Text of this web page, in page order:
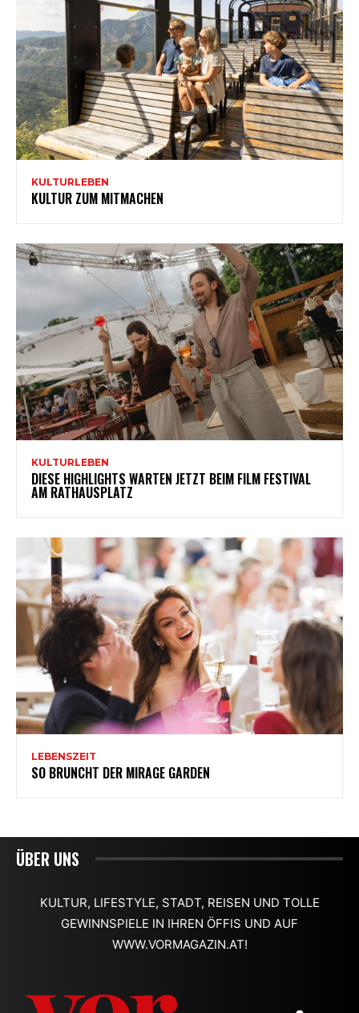
ÜBER UNS
KULTUR, LIFESTYLE, STADT, REISEN UND TOLLE
GEWINNSPIELE IN IHREN ÖFFIS UND AUF
WWW.VORMAGAZIN.AT!